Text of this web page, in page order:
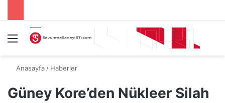
Menü
Anasayfa / Haberler
Güney Kore’den Nükleer Silah